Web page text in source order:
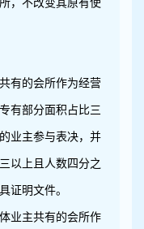
，不改变其原有使
有的会所作为经营
有部分面积占比三
业主参与表决，并
以上且人数四分之
证明文件。
业主共有的会所作